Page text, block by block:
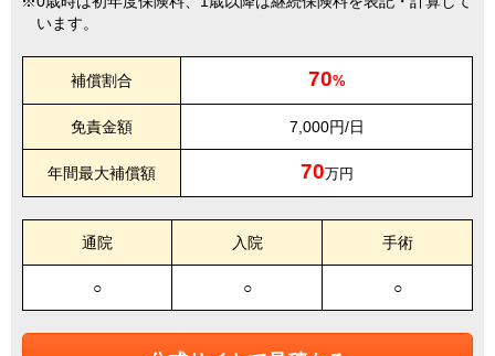
います。
補償割合 70%
免責金額 7,000円/日
年間最大補償額 70万円
通院 入院 手術
○ ○ ○